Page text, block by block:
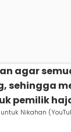
agar
sehingga
pemilik
Nikahan